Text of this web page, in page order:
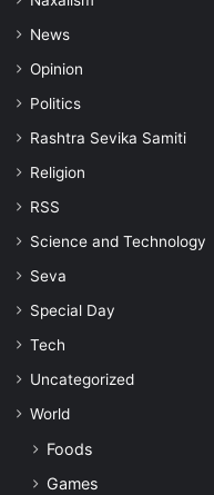
News
Opinion
Politics
Rashtra Sevika Samiti
Religion
RSS
Science and Technology
Seva
Special Day
Tech
Uncategorized
World
Foods
Games